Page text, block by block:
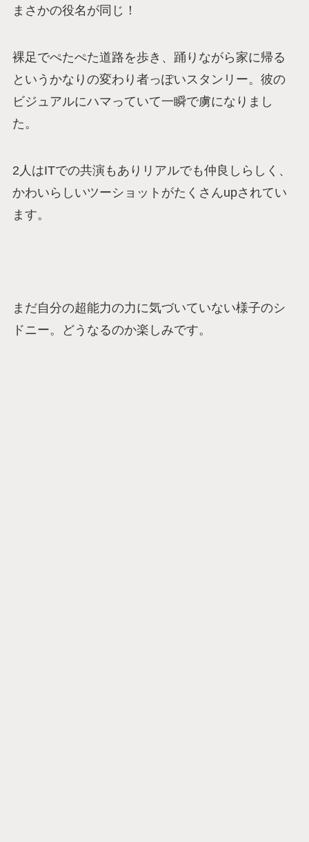
まさかの役名が同じ！
裸足でぺたぺた道路を歩き、踊りながら家に帰る
というかなりの変わり者っぽいスタンリー。彼の
ビジュアルにハマっていて一瞬で虜になりまし
た。
2人はITでの共演もありリアルでも仲良しらしく、
かわいらしいツーショットがたくさんupされてい
ます。
まだ自分の超能力の力に気づいていない様子のシ
ドニー。どうなるのか楽しみです。